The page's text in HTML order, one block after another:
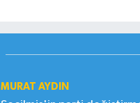
MURAT AYDIN